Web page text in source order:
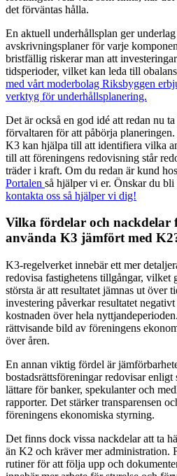
det förväntas hålla.
En aktuell underhållsplan ger
avskrivningsplaner för varje
bristfällig riskerar man att
tidsperioder, vilket kan leda till
med vårt moderbolag Riksbyggen
verktyg för underhållsplanering.
Det är också en god idé att redan nu
förvaltaren för att påbörja
K3 kan hjälpa till att identifiera vilka
till att föreningens redovisning står
träder i kraft. Om du redan är kund
Portalen så hjälper vi er. Önskar du
kontakta oss så hjälper vi dig!
Vilka fördelar och nackdelar
använda K3 jämfört med
K3-regelverket innebär ett mer
redovisa fastighetens tillgångar, vilket
största är att resultatet jämnas ut över
investering påverkar resultatet
kostnaden över hela
rättvisande bild av föreningens
över åren.
En annan viktig fördel är
bostadsrättsföreningar redovisar
lättare för banker, spekulanter och
rapporter. Det stärker transparensen
föreningens ekonomiska styrning.
Det finns dock vissa nackdelar att ta
än K2 och kräver mer administration.
rutiner för att följa upp och